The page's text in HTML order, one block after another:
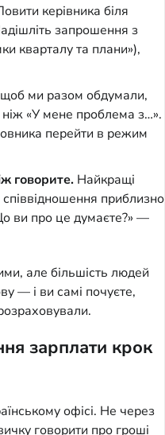
керівника біля
запрошення з
кварталу та плани»),
щоб ми разом обдумали,
«У мене проблема з…».
перейти в режим
говорите. Найкращі
приблизно
ви про це думаєте?» —
але більшість людей
— і ви самі почуєте,
зарплати крок
офісі. Не через
говорити про гроші